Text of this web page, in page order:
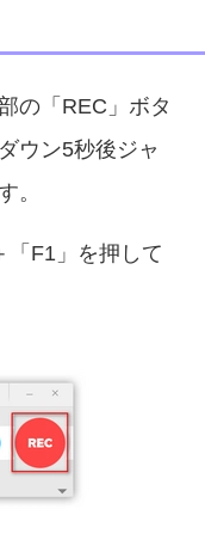
の「REC」ボタ
ウン5秒後ジャ
。
「F1」を押して